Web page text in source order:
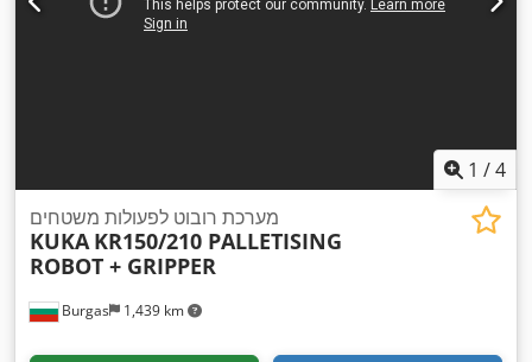
1 /4
Burgas 1,439 km
מערכת רובוט לפעולות משטחים
KUKA KR150/210 PALLETISING
ROBOT + GRIPPER